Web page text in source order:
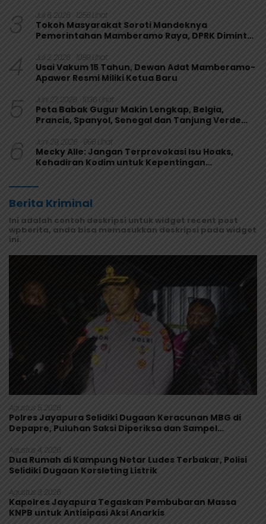
3 Juli 6, 2026 1256 Lihat
Tokoh Masyarakat Soroti Mandeknya
Pemerintahan Mamberamo Raya, DPRK Diminta
4 Juli 2, 2026 1089 Lihat
Usai Vakum 15 Tahun, Dewan Adat Mamberamo-
Apawer Resmi Miliki Ketua Baru
5 Juni 27, 2026 1036 Lihat
Peta Babak Gugur Makin Lengkap, Belgia,
Prancis, Spanyol, Senegal dan Tanjung Verde
6 Juni 29, 2026 996 Lihat
Mecky Alle: Jangan Terprovokasi Isu Hoaks,
Kehadiran Kodim untuk Kepentingan
Berita Kriminal
Ini adalah contoh deskripsi untuk widget recent post
wpberita, anda bisa memasukkan deskripsi pada widget
ini.
Agustus 5, 2026
Polres Jayapura Selidiki Dugaan Keracunan MBG di
Depapre, Puluhan Saksi Diperiksa dan Sampel
Agustus 4, 2026
Dua Rumah di Kampung Netar Ludes Terbakar, Polisi
Selidiki Dugaan Korsleting Listrik
Agustus 3, 2026
Kapolres Jayapura Tegaskan Pembubaran Massa
KNPB untuk Antisipasi Aksi Anarkis